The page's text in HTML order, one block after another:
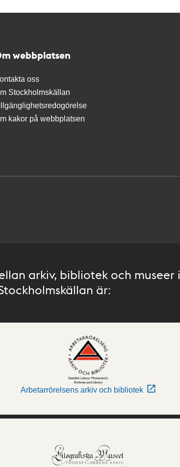
webbplatsen
oss
Stockholmskällan
kakor på webbplatsen
arkiv, bibliotek och museer i
är:
Arbetarrörelsens arkiv och bibliotek